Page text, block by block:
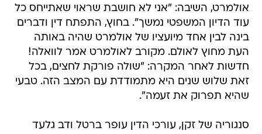
אולמרט, השיבה: "אני לא חושבת שראוי שאתייחס כל
עוד הדיון המשפטי נמשך". בחוץ, התפתח דין ודברים
בינה לבין אחד מיועציו של אולמרט שהיה באותה
העת מחוץ לאולם. מקורב לאולמרט אמר לוואלה!
חדשות לאחר המקרה: "שולה פורקת לחצים, בכל
זאת שלוש שנים היא מתמודדת עם המצב הזה. טבעי
שהיא תפרוק את זעמה".
סנגוריה של זקן, עורכי הדין עופר ברטל ודב גלעד